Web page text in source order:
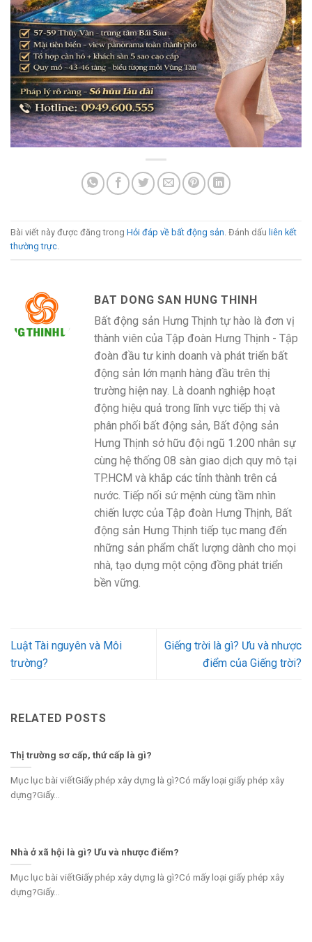
Bài viết này được đăng trong Hỏi đáp về bất động sản. Đánh dấu liên kết
thường trực.
BAT DONG SAN HUNG THINH
Bất động sản Hưng Thịnh tự hào là đơn vị
thành viên của Tập đoàn Hưng Thịnh - Tập
đoàn đầu tư kinh doanh và phát triển bất
động sản lớn mạnh hàng đầu trên thị
trường hiện nay. Là doanh nghiệp hoạt
động hiệu quả trong lĩnh vực tiếp thị và
phân phối bất động sản, Bất động sản
Hưng Thịnh sở hữu đội ngũ 1.200 nhân sự
cùng hệ thống 08 sàn giao dịch quy mô tại
TP.HCM và khắp các tỉnh thành trên cả
nước. Tiếp nối sứ mệnh cùng tầm nhìn
chiến lược của Tập đoàn Hưng Thịnh, Bất
động sản Hưng Thịnh tiếp tục mang đến
những sản phẩm chất lượng dành cho mọi
nhà, tạo dựng một cộng đồng phát triển
bền vững.
Luật Tài nguyên và Môi
trường?
Giếng trời là gì? Ưu và nhược
điểm của Giếng trời?
RELATED POSTS
Thị trường sơ cấp, thứ cấp là gì?
Mục lục bài viếtGiấy phép xây dựng là gì?Có mấy loại giấy phép xây
dựng?Giấy...
Nhà ở xã hội là gì? Ưu và nhược điểm?
Mục lục bài viếtGiấy phép xây dựng là gì?Có mấy loại giấy phép xây
dựng?Giấy...